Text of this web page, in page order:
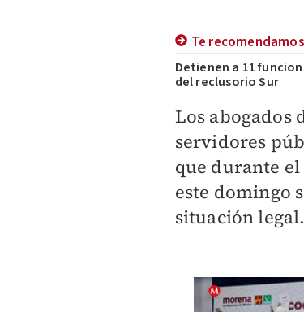
Te recomendamos
Detienen a 11
del reclusorio Sur
Los abogados
servidores
que durante
este domingo
situación legal.